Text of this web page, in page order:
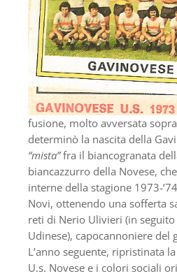
fusione, molto avversata
determinò la nascita della
“mista”fra il biancogranata
biancazzurro della Novese,
interne della stagione 1973-
Novi, ottenendo una sofferta
reti di Nerio Ulivieri (in seguito
Udinese), capocannoniere del
L’anno seguente, ripristinata
U.s. Novese e i colori sociali